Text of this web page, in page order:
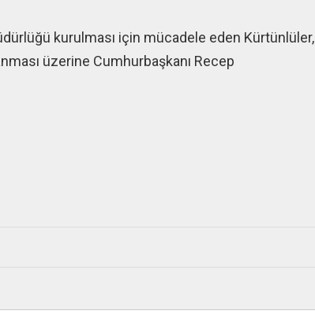
kurulması için mücadele eden Kürtünlüler,
üzerine Cumhurbaşkanı Recep